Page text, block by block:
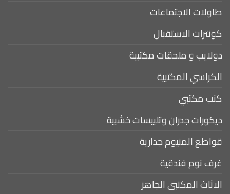
طاولات الاجتماعات
كونترات الاستقبال
دولايب و ملحقات مكتبية
الكراسي المكتبية
كنب مكتبي
ديكورات جدران وتلبيسات خشبية
قواطع المنيوم جدارية
غرف نوم فندقية
الاثاث المكتبى الجاهز